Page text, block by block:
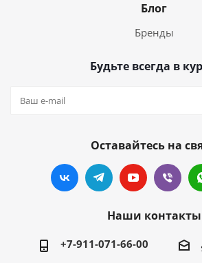
Блог
Бренды
Будьте всегда в
Оставайтесь на
Наши контакты
+7-911-071-66-00